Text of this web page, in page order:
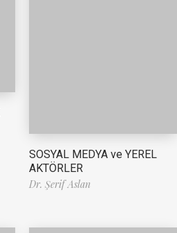
SOSYAL MEDYA ve YEREL
AKTÖRLER
Dr. Şerif Aslan